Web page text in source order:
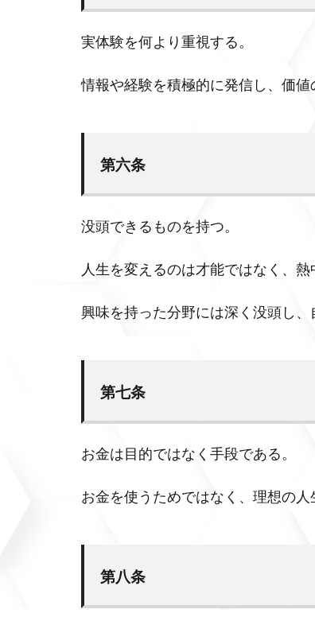
実体験を何より重視する。
情報や経験を積極的に発信し、価値
第六条
没頭できるものを持つ。
人生を変えるのは才能ではなく、熱
興味を持った分野には深く没頭し、
第七条
お金は目的ではなく手段である。
お金を使うためではなく、理想の人
第八条